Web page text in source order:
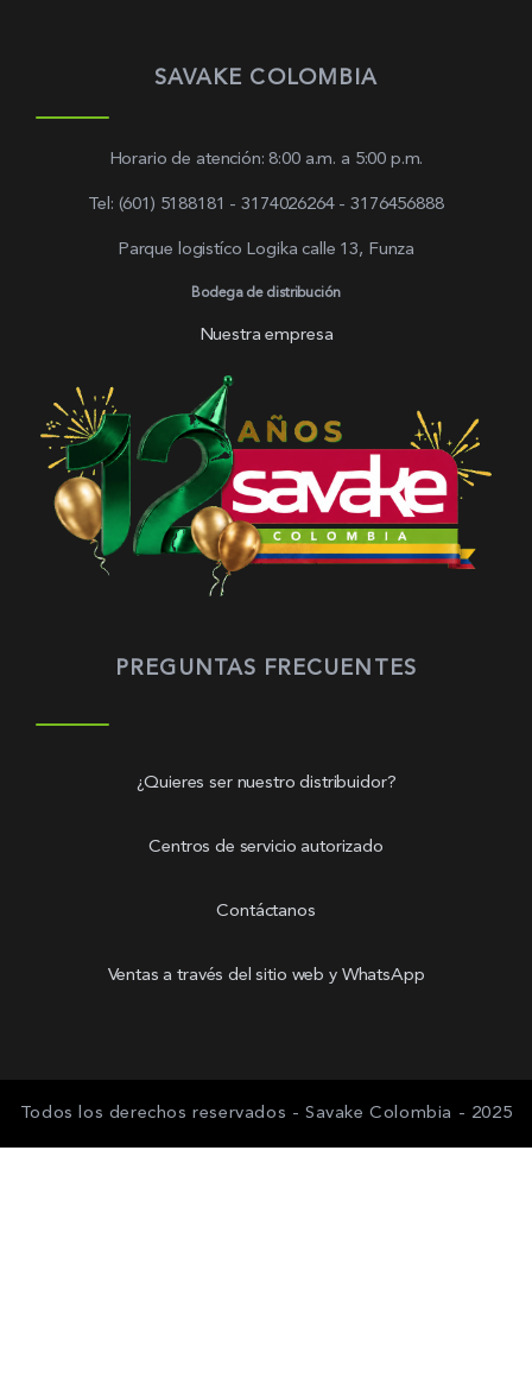
SAVAKE COLOMBIA
Horario de atención: 8:00 a.m. a 5:00 p.m.
Tel: (601) 5188181 - 3174026264 - 3176456888
Parque logistíco Logika calle 13, Funza
Bodega de distribución
Nuestra empresa
PREGUNTAS FRECUENTES
¿Quieres ser nuestro distribuidor?
Centros de servicio autorizado
Contáctanos
Ventas a través del sitio web y WhatsApp
Todos los derechos reservados - Savake Colombia - 2025